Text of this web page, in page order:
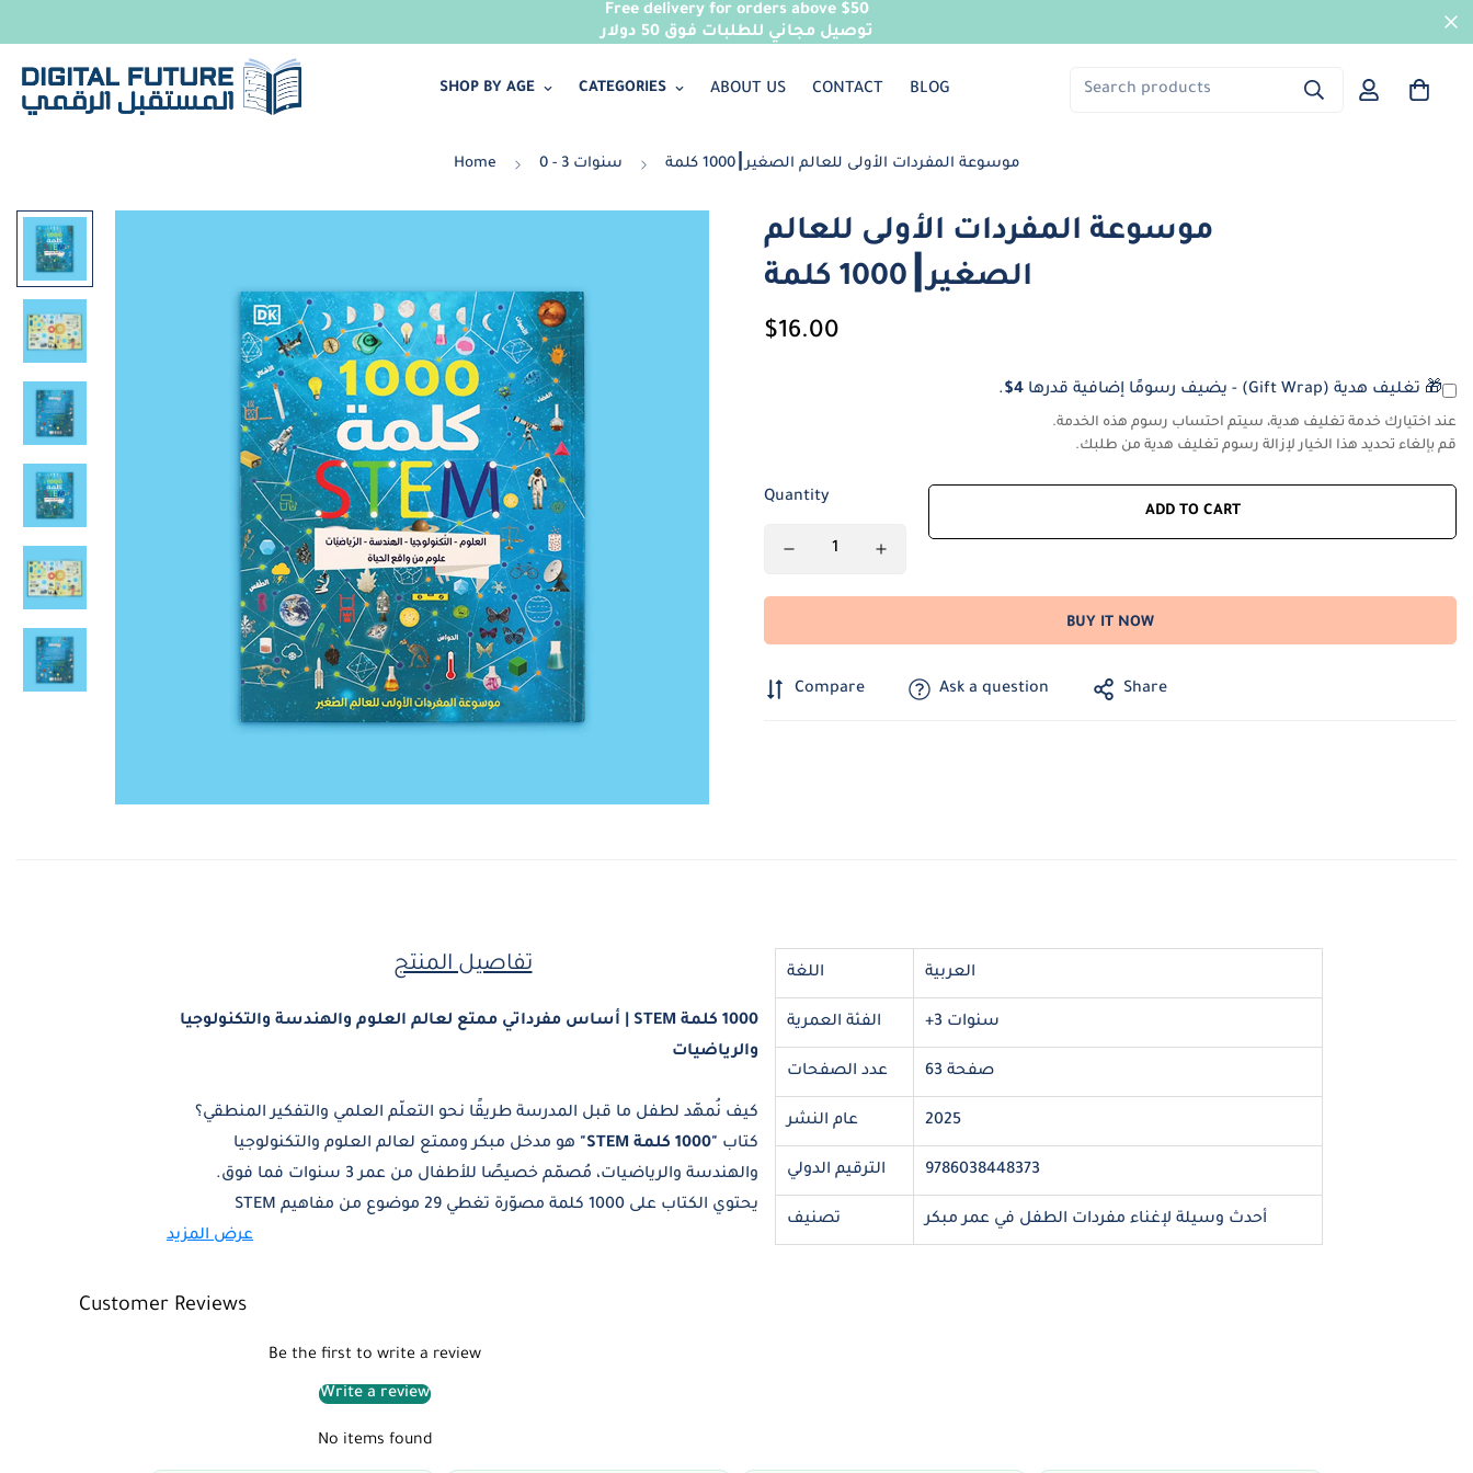
Free delivery for orders above $50
توصيل مجاني للطلبات فوق 50 دولار
SHOP BY AGE CATEGORIES ABOUT US CONTACT BLOG Search products
Home 0 - 3 سنوات موسوعة المفردات الأولى للعالم الصغير┃1000 كلمة
موسوعة المفردات الأولى للعالم
الصغير┃1000 كلمة
Regular
$16.00
🎁 تغليف هدية (Gift Wrap) - يضيف رسومًا إضافية قدرها 4$
.
عند اختيارك خدمة تغليف هدية، سيتم احتساب رسوم هذه الخدمة.
قم بإلغاء تحديد هذا الخيار لإزالة رسوم تغليف هدية من طلبك.
Quantity
ADD TO CART
BUY IT NOW
Compare Ask a question Share
تفاصيل المنتج
1000 كلمة STEM | أساس مفرداتي ممتع لعالم العلوم والهندسة والتكنولوجيا
والرياضيات
كيف نُمهّد لطفل ما قبل المدرسة طريقًا نحو التعلّم العلمي والتفكير المنطقي؟
كتاب "1000 كلمة STEM"
هو مدخل مبكر وممتع لعالم العلوم والتكنولوجيا
والهندسة والرياضيات، مُصمّم خصيصًا للأطفال من عمر 3 سنوات فما فوق.
يحتوي الكتاب على 1000 كلمة مصوّرة تغطي 29 موضوع من مفاهيم STEM
الأساسية بلغة بسيطة ورسومات ملونة جذابة، مما يساعد الأطفال على ربطعرض المزيد
اللغة العربية
الفئة العمرية +3 سنوات
عدد الصفحات 63 صفحة
عام النشر 2025
الترقيم الدولي 9786038448373
تصنيف أحدث وسيلة لإغناء مفردات الطفل في عمر مبكر
Customer Reviews
Be the first to write a review
Write a review
No items found